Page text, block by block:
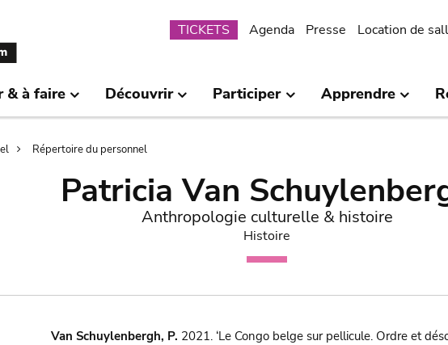
Submenu
TICKETS Agenda Presse Location de
& à faire Découvrir Participer Apprendre
Répertoire du personnel
Patricia Van
Anthropologie culturelle & histoire
Histoire
Van Schuylenbergh, P. 2021. ‘Le Congo belge sur pellicule. Ordre et